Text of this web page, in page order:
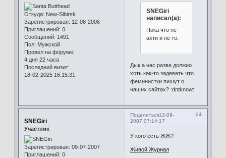
Откуда: New-Sibirsk
Зарегистрирован: 12-08-2006
Приглашений: 0
Сообщений: 1491
Пол: Мужской
Провел на форуме:
4 дня 22 часа
Последний визит:
18-02-2025 16:15:31
SNEGiri
написал(а):
Пока что не
ахти и не то.
Дык а нас разве должно
хоть как-то задевать что
феминистки пишут о
наших сайтах? :dntknow:
Поделиться 24
12-09-
2007 07:14:17
SNEGiri
Участник
Зарегистрирован: 09-07-2007
Приглашений: 0
У кого есть ЖЖ?
Живой Журнал